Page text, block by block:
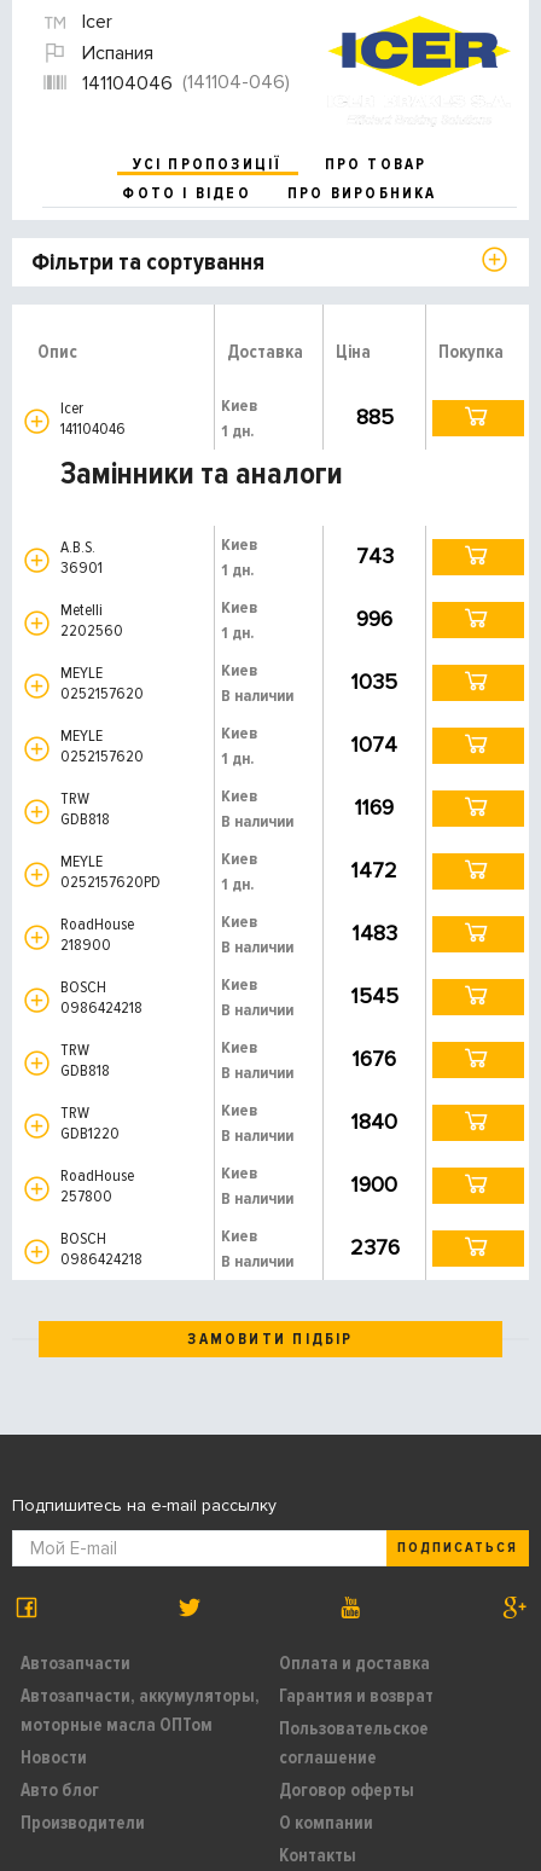
Icer
Испания
141104046 (141104-046)
УСІ ПРОПОЗИЦІЇ
ПРО ТОВАР
ФОТО І ВІДЕО
ПРО ВИРОБНИКА
Фільтри та сортування
Опис Доставка Ціна Покупка
Icer
141104046
Киев
1 дн.
885
Замінники та аналоги
A.B.S.
36901
Киев
1 дн.
743
Metelli
2202560
Киев
1 дн.
996
MEYLE
0252157620
Киев
В наличии
1035
MEYLE
0252157620
Киев
1 дн.
1074
TRW
GDB818
Киев
В наличии
1169
MEYLE
0252157620PD
Киев
1 дн.
1472
RoadHouse
218900
Киев
В наличии
1483
BOSCH
0986424218
Киев
В наличии
1545
TRW
GDB818
Киев
В наличии
1676
TRW
GDB1220
Киев
В наличии
1840
RoadHouse
257800
Киев
В наличии
1900
BOSCH
0986424218
Киев
В наличии
2376
ЗАМОВИТИ ПІДБІР
Автозапчасти
Автозапчасти, аккумуляторы,
моторные масла ОПТом
Новости
Авто блог
Производители
Оплата и доставка
Гарантия и возврат
Пользовательское
соглашение
Договор оферты
О компании
Контакты
Подпишитесь на e-mail рассылку
ПОДПИСАТЬСЯ